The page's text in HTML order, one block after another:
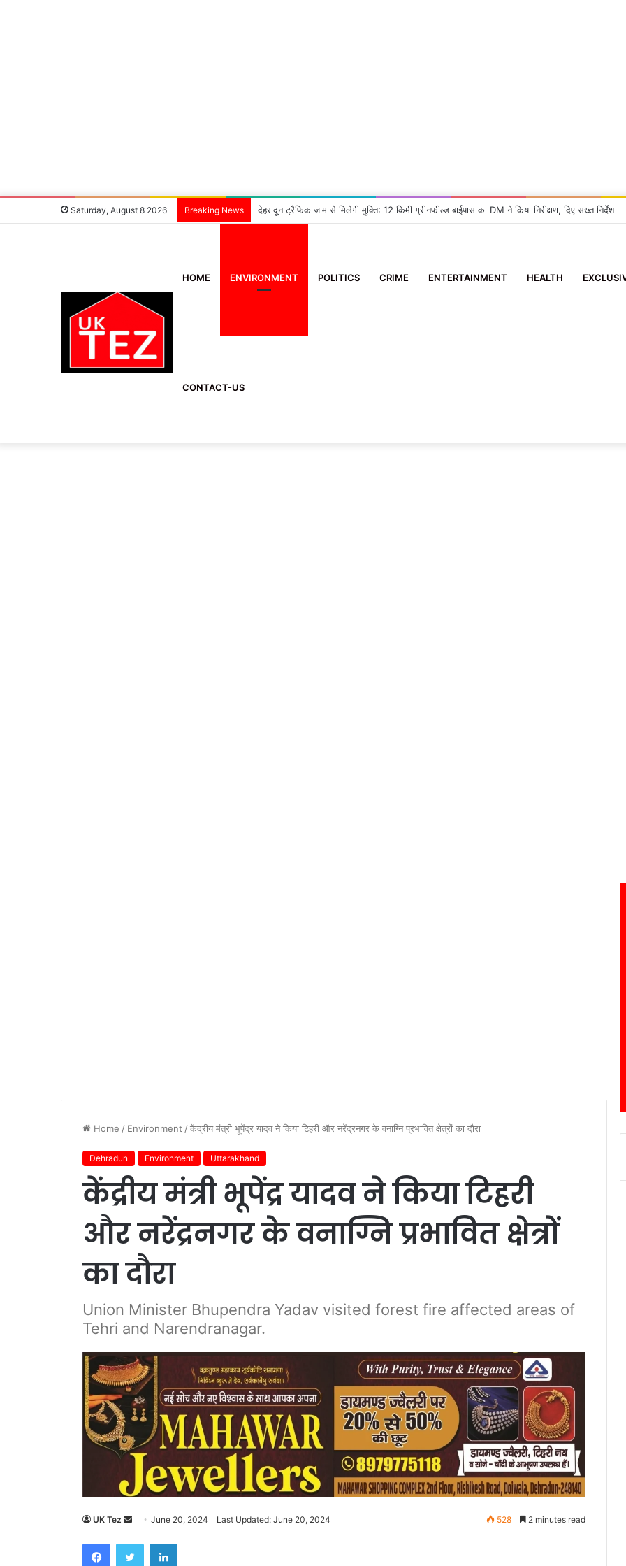
Saturday, August 8 2026 Breaking News देहरादून ट्रैफिक जाम से मिलेगी मुक्ति: 12 किमी ग्रीनफील्ड बाईपास का DM ने किया निरीक्षण, दिए सख्त निर्देश
HOME ENVIRONMENT POLITICS CRIME ENTERTAINMENT HEALTH
CONTACT-US
Home / Environment /केंद्रीय मंत्री भूपेंद्र यादव ने किया टिहरी और नरेंद्रनगर के वनाग्नि प्रभावित क्षेत्रों का दौरा
Dehradun Environment Uttarakhand
केंद्रीय मंत्री भूपेंद्र यादव ने किया टिहरी
और नरेंद्रनगर के वनाग्नि प्रभावित क्षेत्रों
का दौरा
Union Minister Bhupendra Yadav visited forest fire affected areas of
Tehri and Narendranagar.
UK Tez
n
June 20, 2024 Last Updated: June 20, 2024 528 2 minutes read